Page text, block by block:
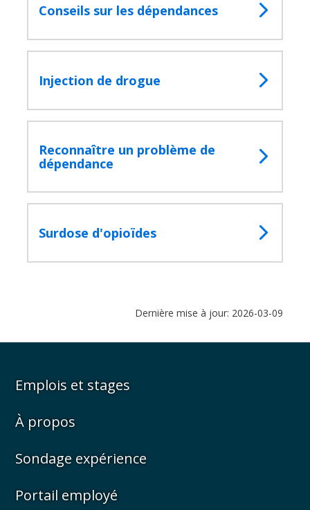
Conseils sur les dépendances
Injection de drogue
Reconnaître un problème de
dépendance
Surdose d'opioïdes
Dernière mise à jour: 2026-03-09
Emplois et stages
À propos
Sondage expérience
Portail employé